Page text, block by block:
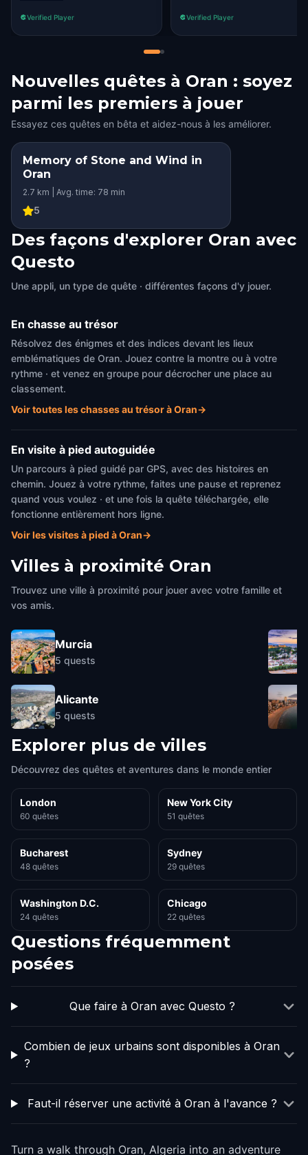
and the feelings give it such
a historical and big
Verified Player Verified Player
Nouvelles quêtes à Oran : soyez
parmi les premiers à jouer
Essayez ces quêtes en bêta et aidez-nous à les améliorer.
Memory of Stone and Wind in
Oran
2.7 km | Avg. time: 78 min
5
Des façons d'explorer Oran avec
Questo
Une appli, un type de quête · différentes façons d'y jouer.
En chasse au trésor
Résolvez des énigmes et des indices devant les lieux
emblématiques de Oran. Jouez contre la montre ou à votre
rythme · et venez en groupe pour décrocher une place au
classement.
Voir toutes les chasses au trésor à Oran→
En visite à pied autoguidée
Un parcours à pied guidé par GPS, avec des histoires en
chemin. Jouez à votre rythme, faites une pause et reprenez
quand vous voulez · et une fois la quête téléchargée, elle
fonctionne entièrement hors ligne.
Voir les visites à pied à Oran→
Villes à proximité Oran
Trouvez une ville à proximité pour jouer avec votre famille et
vos amis.
Murcia
5 quests
Alicante
5 quests
Explorer plus de villes
Découvrez des quêtes et aventures dans le monde entier
London
60 quêtes
New York City
51 quêtes
Bucharest
48 quêtes
Sydney
29 quêtes
Washington D.C.
24 quêtes
Chicago
22 quêtes
Questions fréquemment
posées
Que faire à Oran avec Questo ?
Combien de jeux urbains sont disponibles à Oran
?
Faut-il réserver une activité à Oran à l'avance ?
Turn a walk through Oran, Algeria into an adventure